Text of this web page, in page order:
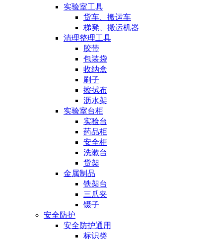
实验室工具
货车、搬运车
梯凳、搬运机器
清理整理工具
胶带
包装袋
收纳盒
刷子
擦拭布
沥水架
实验室台柜
实验台
药品柜
安全柜
洗漱台
货架
金属制品
铁架台
三爪夹
镊子
安全防护
安全防护通用
标识类